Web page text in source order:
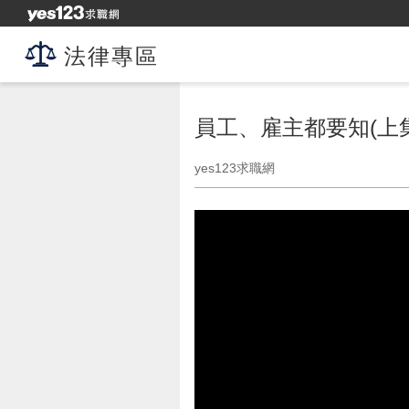
法律專區
員工、雇主都要知(上
yes123求職網